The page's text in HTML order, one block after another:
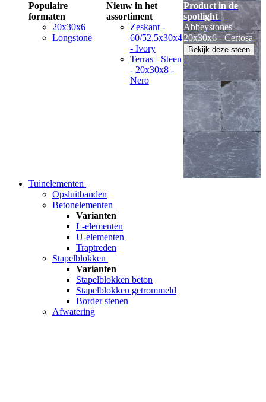
Populaire
formaten
20x30x6
Longstone
Nieuw in het
assortiment
Zeskant -
60/52,5x30x4
- Ivory
Terras+ Steen
- 20x30x8 -
Nero
Product in de
spotlight
Abbeystones -
20x30x6 - Certosa
Bekijk deze steen
Tuinelementen
Opsluitbanden
Betonelementen
Varianten
L-elementen
U-elementen
Traptreden
Stapelblokken
Varianten
Stapelblokken beton
Stapelblokken getrommeld
Border stenen
Afwatering